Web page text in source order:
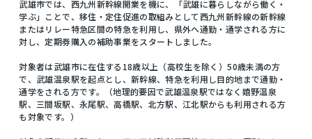
武雄市では、西九州新幹線開業を機に、「武雄に暮らしながら働く・
学ぶ」ことで、移住・定住促進の取組みとして西九州新幹線の新幹線
またはリレー特急区間の特急を利用し、県外へ通勤・通学される方に
対し、定期券購入の補助事業をスタートしました。
対象者は武雄市に在住する18歳以上（高校生を除く）50歳未満の方
で、武雄温泉駅を起点とし、新幹線、特急を利用し目的地まで通勤・
通学をされる方です。（地理的要因で武雄温泉駅ではなく嬉野温泉
駅、三間坂駅、永尾駅、高橋駅、北方駅、江北駅からも利用される方
も対象です。）